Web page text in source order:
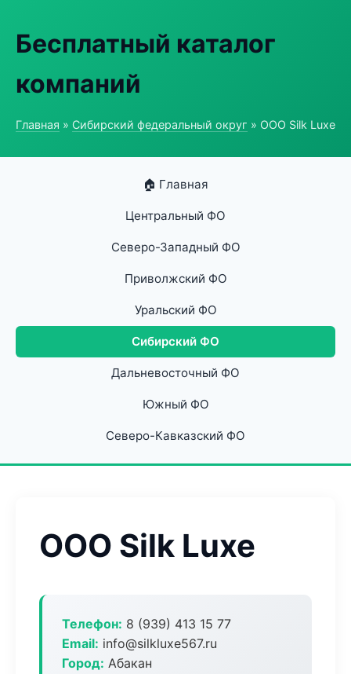
Бесплатный каталог
компаний
Главная » Сибирский федеральный округ » ООО Silk Luxe
🏠 Главная
Центральный ФО
Северо-Западный ФО
Приволжский ФО
Уральский ФО
Сибирский ФО
Дальневосточный ФО
Южный ФО
Северо-Кавказский ФО
ООО Silk Luxe
Телефон: 8 (939) 413 15 77
Email: info@silkluxe567.ru
Город: Абакан